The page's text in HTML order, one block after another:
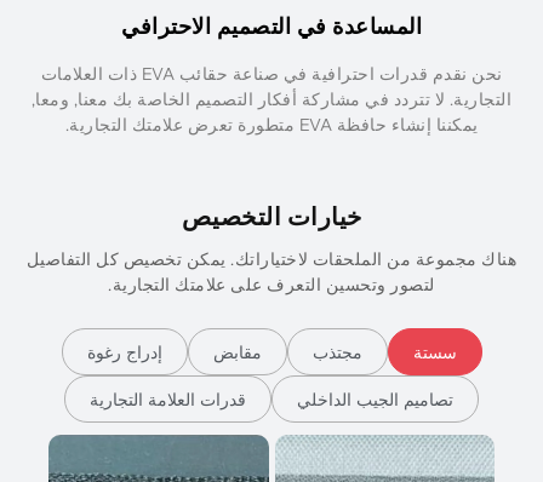
المساعدة في التصميم الاحترافي
نحن نقدم قدرات احترافية في صناعة حقائب EVA ذات العلامات
لا تتردد في مشاركة أفكار التصميم الخاصة بك معنا, ومعا,
يمكننا إنشاء حافظة EVA متطورة تعرض علامتك التجارية.
خيارات التخصيص
مجموعة من الملحقات لاختياراتك. يمكن تخصيص كل التفاصيل
لتصور وتحسين التعرف على علامتك التجارية.
سستة مجتذب مقابض إدراج رغوة
تصاميم الجيب الداخلي قدرات العلامة التجارية